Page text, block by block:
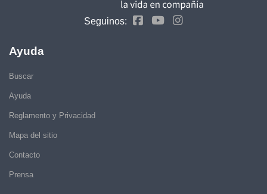
Seguinos:
Ayuda
Buscar
Ayuda
Reglamento y Privacidad
Mapa del sitio
Contacto
Prensa